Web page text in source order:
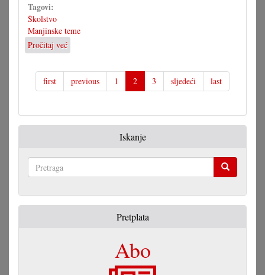
Tagovi:
Školstvo
Manjinske teme
Pročitaj već
Školska
inicijativa
se
širi
politički
krugi
first previous 1 2 3 sljedeći last
Iskanje
Pretplata
Abo